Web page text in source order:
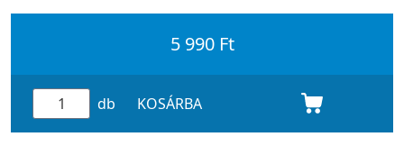
5 990 Ft
db KOSÁRBA